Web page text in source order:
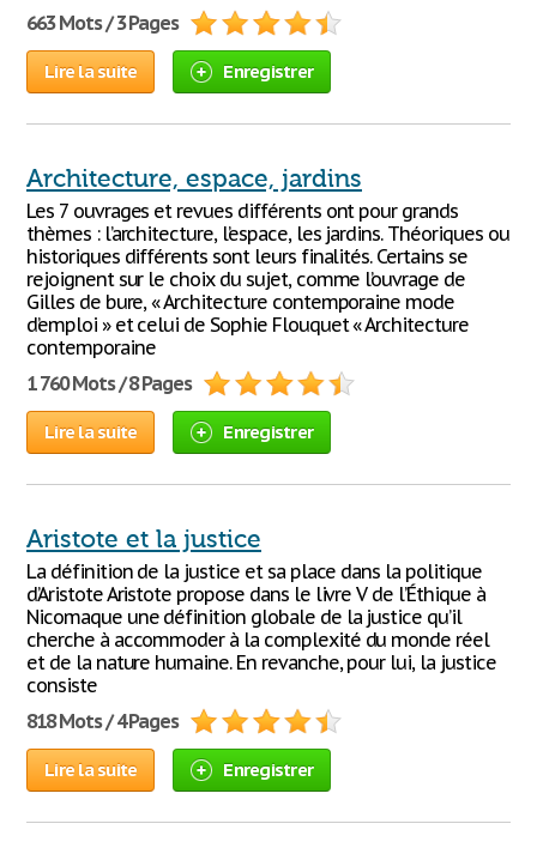
663 Mots / 3 Pages
Lire la suite Enregistrer
Architecture, espace, jardins
Les 7 ouvrages et revues différents ont pour grands
thèmes : l’architecture, l’espace, les jardins. Théoriques ou
historiques différents sont leurs finalités. Certains se
rejoignent sur le choix du sujet, comme l’ouvrage de
Gilles de bure, « Architecture contemporaine mode
d’emploi » et celui de Sophie Flouquet « Architecture
contemporaine
1 760 Mots / 8 Pages
Lire la suite Enregistrer
Aristote et la justice
La définition de la justice et sa place dans la politique
d’Aristote Aristote propose dans le livre V de l’Éthique à
Nicomaque une définition globale de la justice qu’il
cherche à accommoder à la complexité du monde réel
et de la nature humaine. En revanche, pour lui, la justice
consiste
818 Mots / 4 Pages
Lire la suite Enregistrer